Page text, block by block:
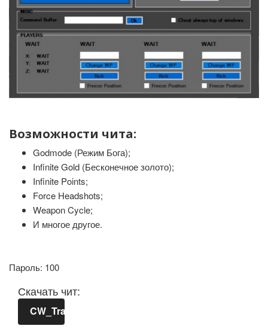
Возможности чита:
Godmode (Режим Бога);
Infinite Gold (Бесконечное золото);
Infinite Points;
Force Headshots;
Weapon Cycle;
И многое другое.
Пароль: 100
Скачать чит:
CW_Trainer.zip